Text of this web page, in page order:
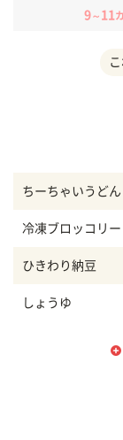
9～ 11
ちーちゃいうどん
冷凍ブロッコリー
ひきわり納豆
しょうゆ